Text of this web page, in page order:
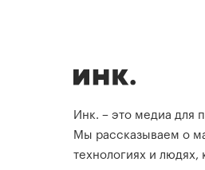
Инк. – это медиа для
Мы рассказываем о
технологиях и людях,